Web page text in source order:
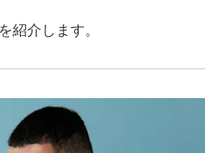
紹介します。